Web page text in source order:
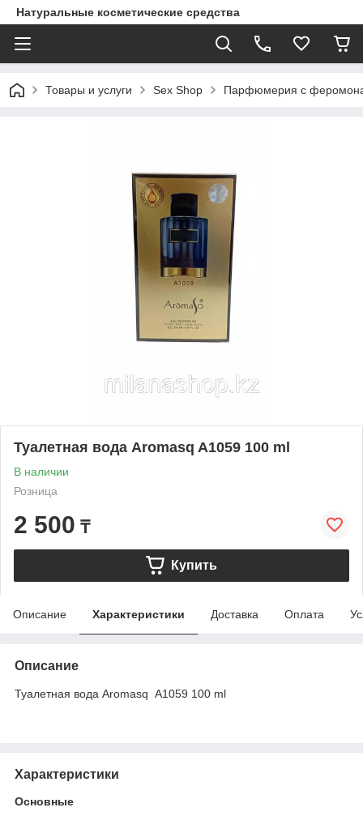
Натуральные косметические средства
Товары и услуги Sex Shop Парфюмерия с
Туалетная вода Aromasq A1059 100 ml
В наличии
Розница
2 500 ₸
Купить
Описание Характеристики Доставка Оплата
Описание
Туалетная вода Aromasq A1059 100 ml
Характеристики
Основные